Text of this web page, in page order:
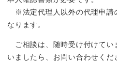
※法定代理人以外の代理申請
なります。
ご相談は、随時受け付けてい
いましたら、お問い合わせくだ